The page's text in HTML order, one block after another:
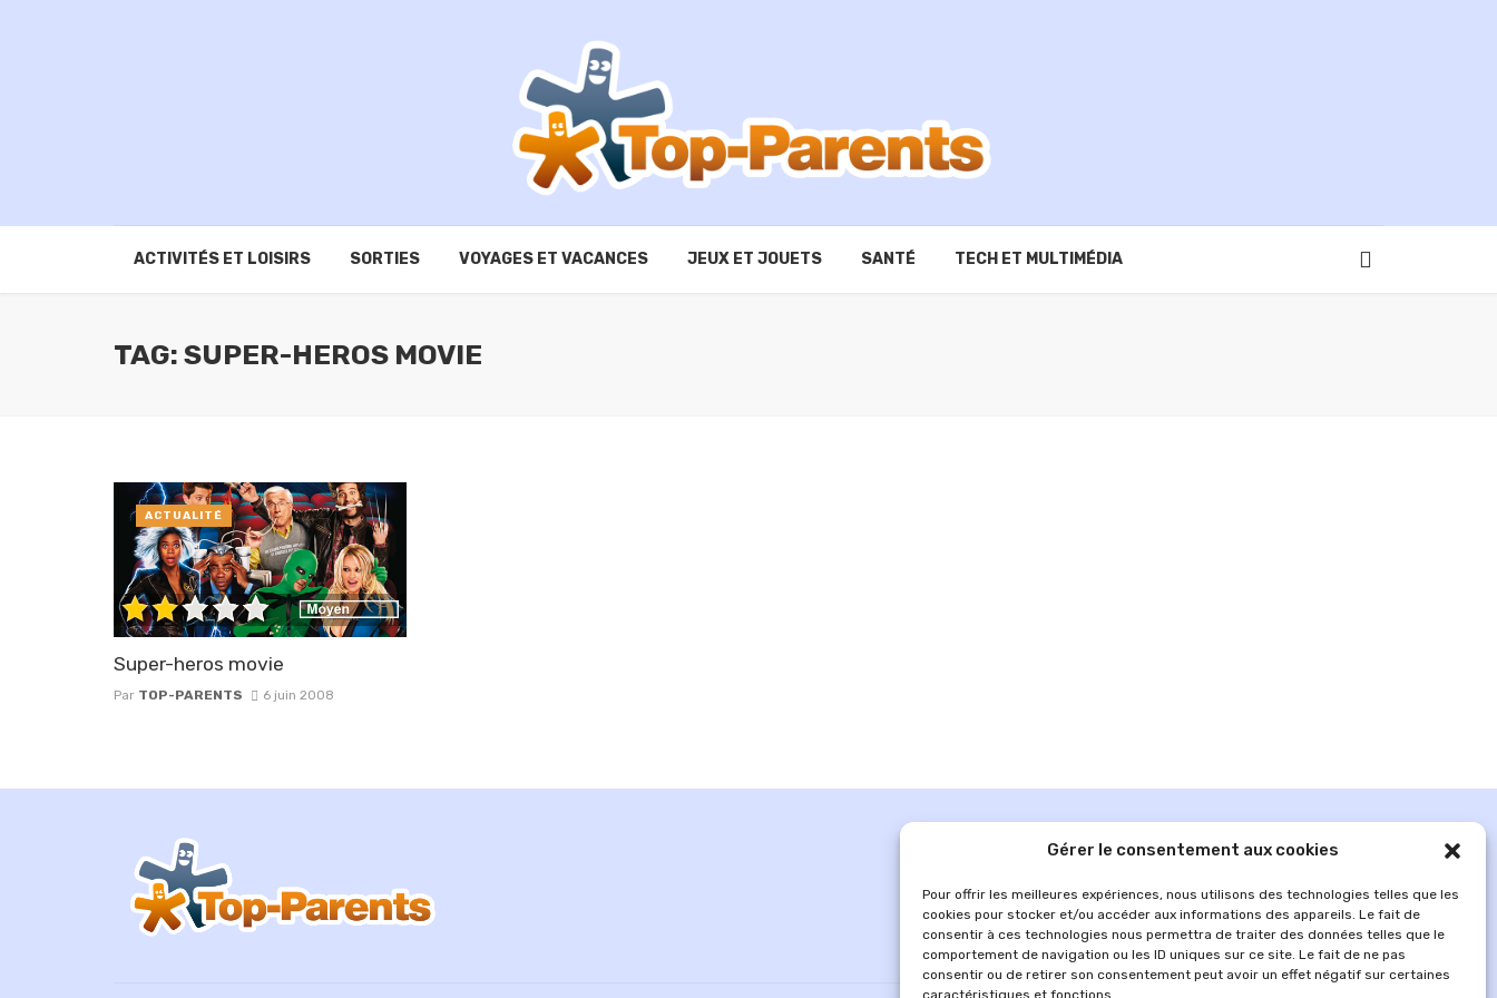
Gérer le consentement aux cookies
Pour offrir les meilleures expériences, nous utilisons des technologies telles que les
cookies pour stocker et/ou accéder aux informations des appareils. Le fait de
consentir à ces technologies nous permettra de traiter des données telles que le
comportement de navigation ou les ID uniques sur ce site. Le fait de ne pas
consentir ou de retirer son consentement peut avoir un effet négatif sur certaines
caractéristiques et fonctions.
ACTIVITÉS ET LOISIRS SORTIES VOYAGES ET VACANCES JEUX ET JOUETS SANTÉ TECH ET MULTIMÉDIA
TAG: SUPER-HEROS MOVIE
Super-heros movie
Par TOP-PARENTS 6 juin 2008
ACTUALITÉ